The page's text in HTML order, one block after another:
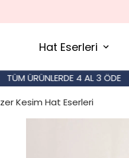
Hat Eserleri
ÜRÜNLERDE 4 AL 3 ÖDE
Kesim Hat Eserleri